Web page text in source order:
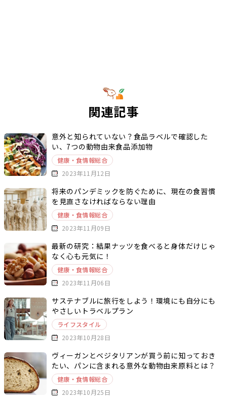
関連記事
意外と知られていない？食品ラベルで確認した
い、7つの動物由来食品添加物
健康・食情報総合
2023年11月12日
将来のパンデミックを防ぐために、現在の食習慣
を見直さなければならない理由
健康・食情報総合
2023年11月09日
最新の研究：結果ナッツを食べると身体だけじゃ
なく心も元気に！
健康・食情報総合
2023年11月06日
サステナブルに旅行をしよう！環境にも自分にも
やさしいトラベルプラン
ライフスタイル
2023年10月28日
ヴィーガンとベジタリアンが買う前に知っておき
たい、パンに含まれる意外な動物由来原料とは？
健康・食情報総合
2023年10月25日